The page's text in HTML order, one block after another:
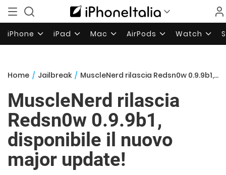
iPhone iPad Mac AirPods Watch
Home / Jailbreak / MuscleNerd rilascia Redsn0w 0.9.9b1, disponibile il nuovo major update!
MuscleNerd rilascia
Redsn0w 0.9.9b1,
disponibile il nuovo
major update!